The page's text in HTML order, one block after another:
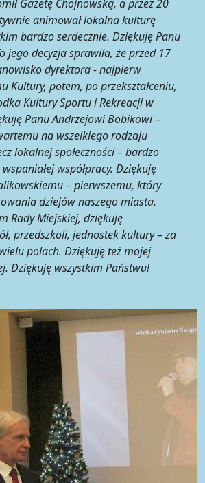
Gazetę Chojnowską, a przez 20
animował lokalna kulturę
bardzo serdecznie. Dziękuję Panu
jego decyzja sprawiła, że przed 17
dyrektora - najpierw
Kultury, potem, po przekształceniu,
Kultury Sportu i Rekreacji w
Panu Andrzejowi Bobikowi –
na wszelkiego rodzaju
lokalnej społeczności – bardzo
współpracy. Dziękuję
– pierwszemu, który
dziejów naszego miasta.
Rady Miejskiej, dziękuję
przedszkoli, jednostek kultury – za
polach. Dziękuję też mojej
Dziękuję wszystkim Państwu!